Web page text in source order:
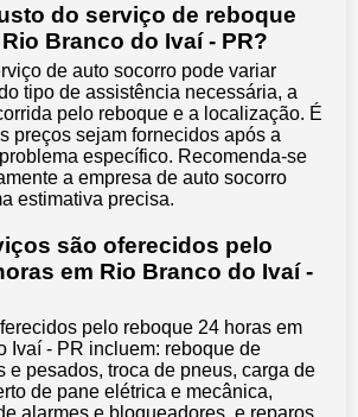
do serviço de reboque
Branco do Ivaí - PR?
de auto socorro pode variar
tipo de assistência necessária, a
pelo reboque e a localização. É
preços sejam fornecidos após a
específico. Recomenda-se
a empresa de auto socorro
estimativa precisa.
são oferecidos pelo
em Rio Branco do Ivaí -
pelo reboque 24 horas em
Ivaí - PR incluem: reboque de
e pesados, troca de pneus, carga de
de pane elétrica e mecânica,